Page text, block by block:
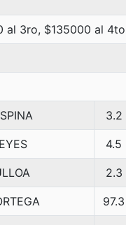
al 3ro, $135000 al 4to
3.2
4.5
2.3
97.3